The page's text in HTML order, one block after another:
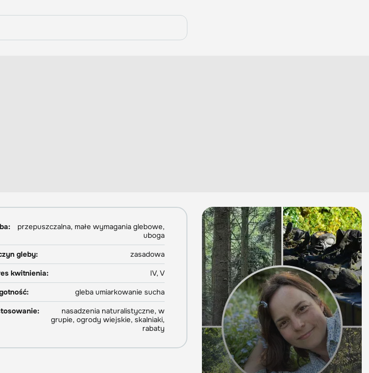
przepuszczalna, małe wymagania glebowe,
uboga
gleby:
zasadowa
kwitnienia:
IV, V
gleba umiarkowanie sucha
nasadzenia naturalistyczne, w
grupie, ogrody wiejskie, skalniaki,
rabaty